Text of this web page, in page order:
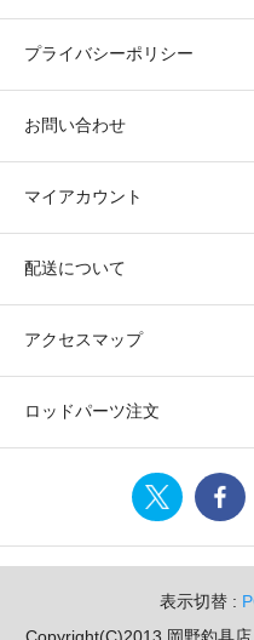
プライバシーポリシー
お問い合わせ
マイアカウント
配送について
アクセスマップ
ロッドパーツ注文
表示切替 :